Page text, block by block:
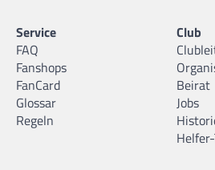
Service
FAQ
Fanshops
FanCard
Glossar
Regeln
Club
Beirat
Jobs